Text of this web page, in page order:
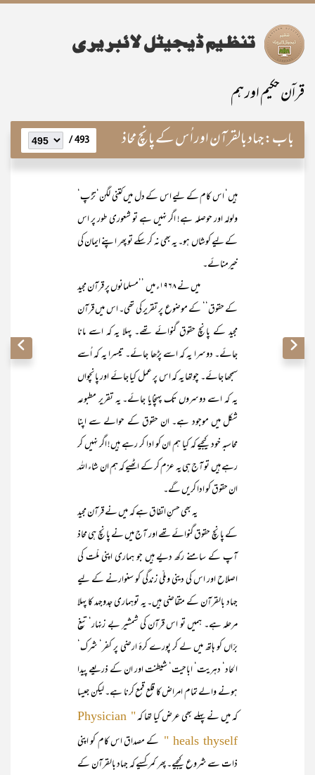
قراۤن حکیم اور ہم
باب:جہاد بالقرآن اور اُس کے پانچ محاذ 493 /
ہیں‘ اس کام کے لیے اس کے دل میں کتنی لگن‘ تڑپ‘
ولولہ اور حوصلہ ہے! اگر نہیں ہے تو شعوری طور پر اس
کے لیے کوشاں ہو۔ یہ بھی نہ کر سکے تو پھر اپنے ایمان کی
خیرمنائے۔
میں نے ۱۹۶۸ء میں ’’مسلمانوں پر قرآن مجید
کے حقوق‘‘ کے موضوع پر تقریر کی تھی۔ اس میں قرآن
مجید کے پانچ حقوق گنوائے تھے۔ پہلا یہ کہ اسے مانا
جائے۔ دوسرا یہ کہ اسے پڑھا جائے۔ تیسرا یہ کہ اُسے
سمجھا جائے۔ چوتھا یہ کہ اس پر عمل کیا جائے اور پانچواں
یہ کہ اسے دوسروں تک پہنچایا جائے۔ یہ تقریر مطبوعہ
شکل میں موجود ہے۔ ان حقوق کے حوالے سے اپنا
محاسبہ خود کیجیے کہ کیا ہم ان کو ادا کر رہے ہیں! اگر نہیں کر
رہے ہیں تو آج ہی یہ عزم کر کے اٹھیے کہ ہم ان شاء اللہ
ان حقوق کو ادا کریں گے۔
یہ بھی حسنِ اتفاق ہے کہ میں نے قرآن مجید
کے پانچ حقوق گنوائے تھے اور آج میں نے پانچ ہی محاذ
آپ کے سامنے رکھ دیے ہیں جو ہماری اپنی ملّت کی
اصلاح اور اس کی دینی و ملّی زندگی کو سنوارنے کے لیے
جہاد بالقرآن کے متقاضی ہیں۔ یہ توہماری جدوجہد کا پہلا
مرحلہ ہے۔ ہمیں تو اس قرآن کی شمشیر بے زنہار‘ تیغ
برّاں کو ہاتھ میں لے کر پورے کرۂ ارضی پر کفر‘ شرک‘
الحاد‘ دہریت‘ اباحیت‘ شیطنت اور ان کے ذریعے پیدا
ہونے والے تمام امراض کا قلع قمع کرنا ہے۔ لیکن جیسا
کہ میں نے پہلے بھی عرض کیا تھا کہ
" Physician
heals thyself "
کے مصداق اس کام کو اپنی
ذات سے شروع کیجیے۔ پھر کمر کسیے کہ جہاد بالقرآن کے